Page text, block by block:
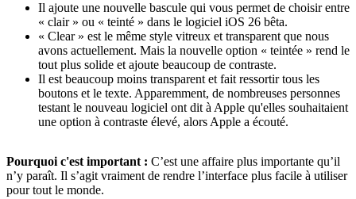
Il ajoute une nouvelle bascule qui vous permet de choisir entre
« clair » ou « teinté » dans le logiciel iOS 26 bêta.
« Clear » est le même style vitreux et transparent que nous
avons actuellement. Mais la nouvelle option « teintée » rend le
tout plus solide et ajoute beaucoup de contraste.
Il est beaucoup moins transparent et fait ressortir tous les
boutons et le texte. Apparemment, de nombreuses personnes
testant le nouveau logiciel ont dit à Apple qu'elles souhaitaient
une option à contraste élevé, alors Apple a écouté.
Pourquoi c'est important : C’est une affaire plus importante qu’il
n’y paraît. Il s’agit vraiment de rendre l’interface plus facile à utiliser
pour tout le monde.